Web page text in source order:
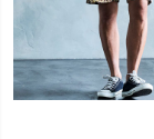
キーワード